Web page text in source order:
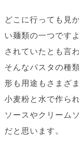
どこに行っても見
い麺類の一つです
されていたとも言
そんなパスタの種
形も用途もさまざま
小麦粉と水で作ら
ソースやクリーム
だと思います。